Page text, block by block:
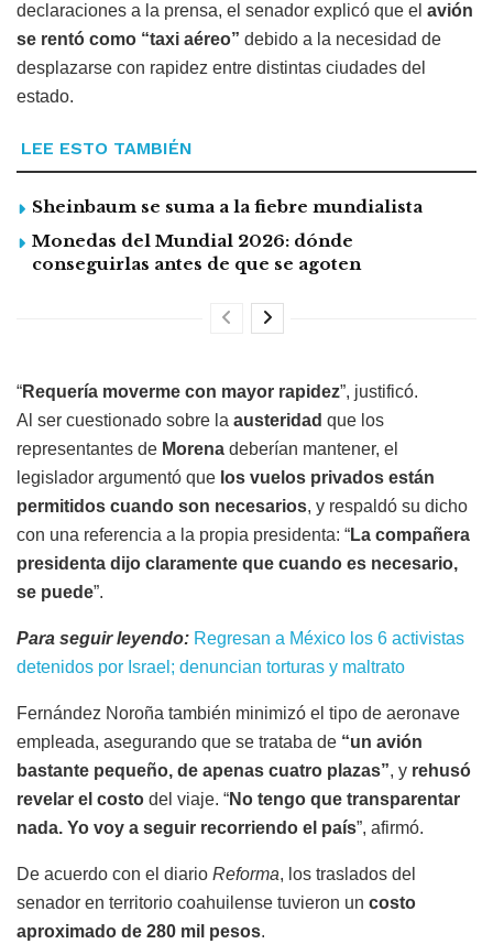
declaraciones a la prensa, el senador explicó que el avión
se rentó como “taxi aéreo” debido a la necesidad de
desplazarse con rapidez entre distintas ciudades del
estado.
LEE ESTO TAMBIÉN
Sheinbaum se suma a la fiebre mundialista
Monedas del Mundial 2026: dónde
conseguirlas antes de que se agoten
“Requería moverme con mayor rapidez”, justificó.
Al ser cuestionado sobre la austeridad que los
representantes de Morena deberían mantener, el
legislador argumentó que los vuelos privados están
permitidos cuando son necesarios, y respaldó su dicho
con una referencia a la propia presidenta: “La compañera
presidenta dijo claramente que cuando es necesario,
se puede”.
Para seguir leyendo: Regresan a México los 6 activistas
detenidos por Israel; denuncian torturas y maltrato
Fernández Noroña también minimizó el tipo de aeronave
empleada, asegurando que se trataba de “un avión
bastante pequeño, de apenas cuatro plazas”, y rehusó
revelar el costo del viaje. “No tengo que transparentar
nada. Yo voy a seguir recorriendo el país”, afirmó.
De acuerdo con el diario Reforma, los traslados del
senador en territorio coahuilense tuvieron un costo
aproximado de 280 mil pesos.